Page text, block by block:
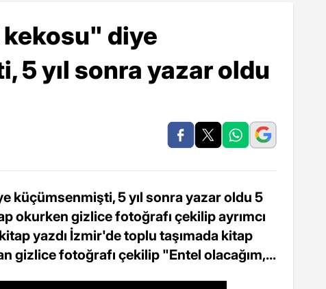
diye
5 yıl sonra yazar oldu
küçümsenmişti, 5 yıl sonra yazar oldu 5
okurken gizlice fotoğrafı çekilip ayrımcı
yazdı İzmir'de toplu taşımada kitap
gizlice fotoğrafı çekilip "Entel olacağım,...